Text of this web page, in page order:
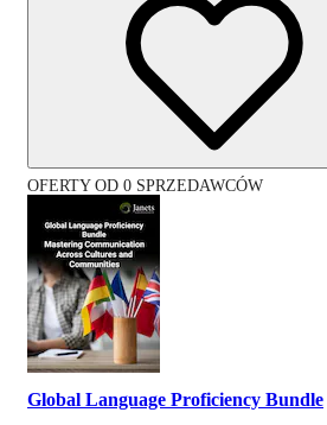
OFERTY OD 0 SPRZEDAWCÓW
Global Language Proficiency Bundle